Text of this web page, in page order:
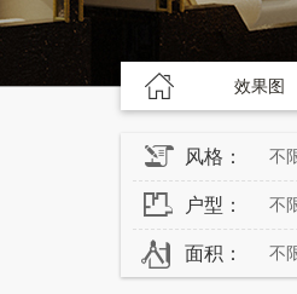
效果图
风格： 不
户型： 不
面积： 不